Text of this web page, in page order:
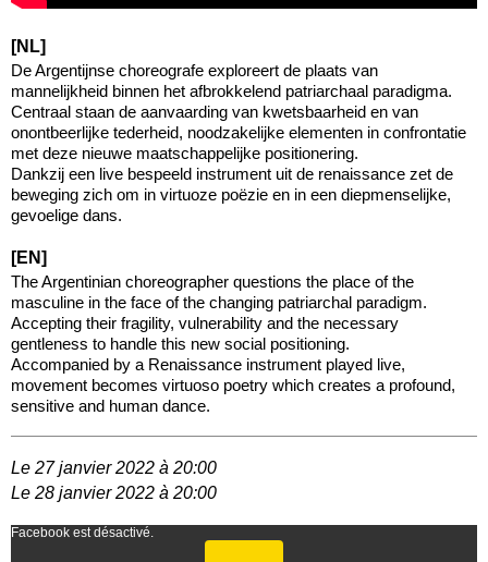
[NL]
De Argentijnse choreografe exploreert de plaats van
mannelijkheid binnen het afbrokkelend patriarchaal paradigma.
Centraal staan de aanvaarding van kwetsbaarheid en van
onontbeerlijke tederheid, noodzakelijke elementen in confrontatie
met deze nieuwe maatschappelijke positionering.
Dankzij een live bespeeld instrument uit de renaissance zet de
beweging zich om in virtuoze poëzie en in een diepmenselijke,
gevoelige dans.
[EN]
The Argentinian choreographer questions the place of the
masculine in the face of the changing patriarchal paradigm.
Accepting their fragility, vulnerability and the necessary
gentleness to handle this new social positioning.
Accompanied by a Renaissance instrument played live,
movement becomes virtuoso poetry which creates a profound,
sensitive and human dance.
Le 27 janvier 2022 à 20:00
Le 28 janvier 2022 à 20:00
Facebook est désactivé.